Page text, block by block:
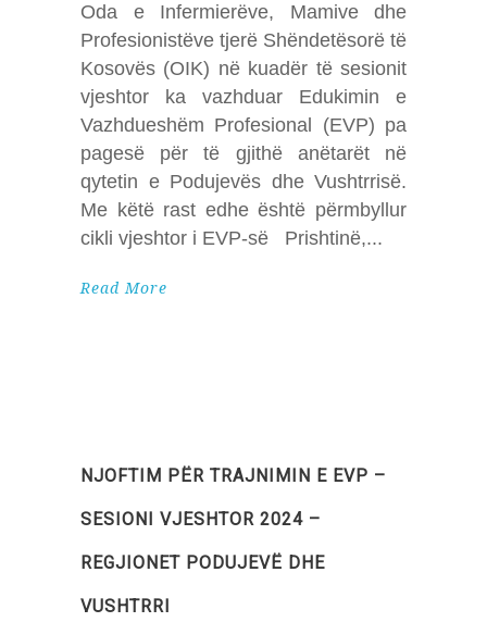
Oda e Infermierëve, Mamive dhe
Profesionistëve tjerë Shëndetësorë të
Kosovës (OIK) në kuadër të sesionit
vjeshtor ka vazhduar Edukimin e
Vazhdueshëm Profesional (EVP) pa
pagesë për të gjithë anëtarët në
qytetin e Podujevës dhe Vushtrrisë.
Me këtë rast edhe është përmbyllur
cikli vjeshtor i EVP-së Prishtinë,
Read More
NJOFTIM PËR TRAJNIMIN E EVP –
SESIONI VJESHTOR 2024 –
REGJIONET PODUJEVË DHE
VUSHTRRI